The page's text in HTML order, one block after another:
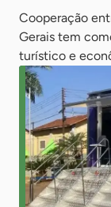
Cooperação
Gerais tem
turístico e